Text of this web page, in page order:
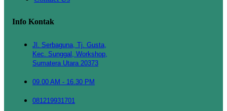
Info Kontak
Jl. Serbaguna, Tj. Gusta,
Kec. Sunggal, Workshop,
Sumatera Utara 20373
09.00 AM - 16.30 PM
081219931701